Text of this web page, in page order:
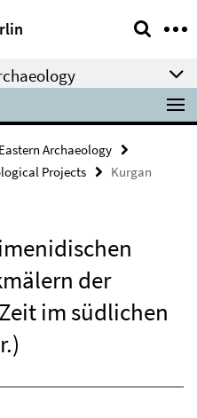
Archaeology
Projects
Kurgan
der
im südlichen